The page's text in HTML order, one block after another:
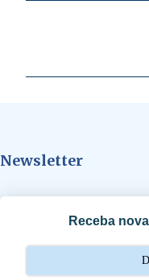
á
s
Newsletter
Receba